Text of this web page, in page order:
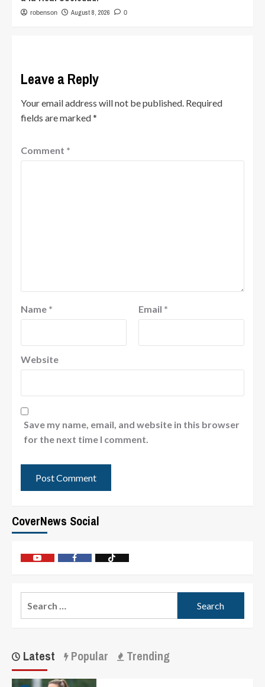
robenson August 8, 2026 0
Leave a Reply
Your email address will not be published. Required
fields are marked*
Comment *
Name * Email *
Website
Save my name, email, and website in this browser
for the next time I comment.
CoverNews Social
Latest Popular Trending